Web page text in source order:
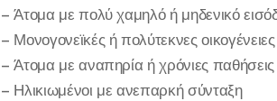
– Άτομα με πολύ χαμηλό ή μηδενικό
– Μονογονεϊκές ή πολύτεκνες οικογένειες
– Άτομα με αναπηρία ή χρόνιες παθήσεις
– Ηλικιωμένοι με ανεπαρκή σύνταξη